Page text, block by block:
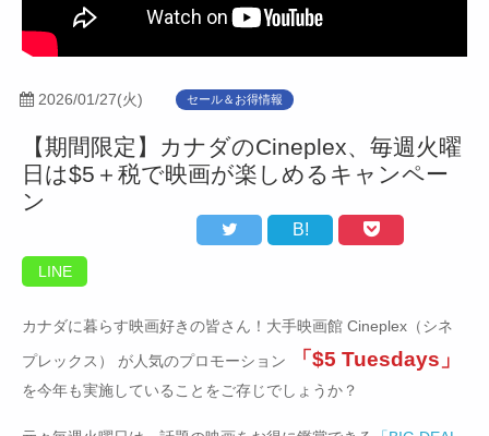
2026/01/27(火) セール＆お得情報
【期間限定】カナダのCineplex、毎週火曜
日は$5＋税で映画が楽しめるキャンペー
ン
B!
LINE
カナダに暮らす映画好きの皆さん！大手映画館 Cineplex（シネ
プレックス） が人気のプロモーション
「$5 Tuesdays」
を今年も実施していることをご存じでしょうか？